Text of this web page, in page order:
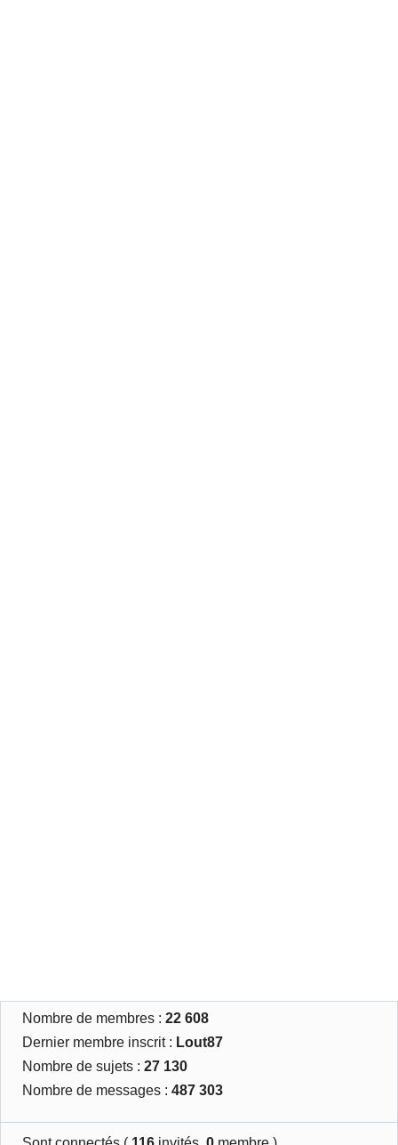
Nombre de membres :22 608
Dernier membre inscrit : Lout87
Nombre de sujets :27 130
Nombre de messages :487 303